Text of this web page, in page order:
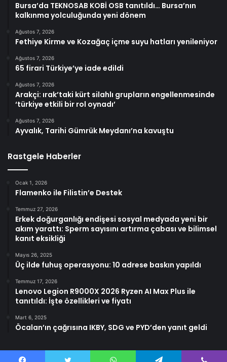
Bursa’da TEKNOSAB KOBİ OSB tanıtıldı… Bursa’nın
kalkınma yolculuğunda yeni dönem
Ağustos 7, 2026
Fethiye Kirme ve Kozağaç içme suyu hatları yenileniyor
Ağustos 7, 2026
65 firari Türkiye’ye iade edildi
Ağustos 7, 2026
Arakçi: ırak’taki kürt silahlı grupların engellenmesinde
‘türkiye etkili bir rol oynadı’
Ağustos 7, 2026
Ayvalık, Tarihi Gümrük Meydanı’na kavuştu
Rastgele Haberler
Ocak 1, 2026
Flamenko ile Filistin’e Destek
Temmuz 27, 2026
Erkek doğurganlığı endişesi sosyal medyada yeni bir
akım yarattı: Sperm sayısını artırma çabası ve bilimsel
kanıt eksikliği
Mayıs 26, 2025
Üç ilde fuhuş operasyonu: 10 adrese baskın yapıldı
Temmuz 17, 2026
Lenovo Legion R9000X 2026 Ryzen AI Max Plus ile
tanıtıldı: İşte özellikleri ve fiyatı
Mart 6, 2025
Öcalan’ın çağrısına IKBY, SDG ve PYD’den yanıt geldi